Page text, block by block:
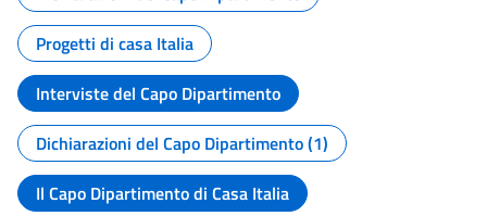
Progetti di casa Italia
Interviste del Capo Dipartimento
Dichiarazioni del Capo Dipartimento (1)
Il Capo Dipartimento di Casa Italia